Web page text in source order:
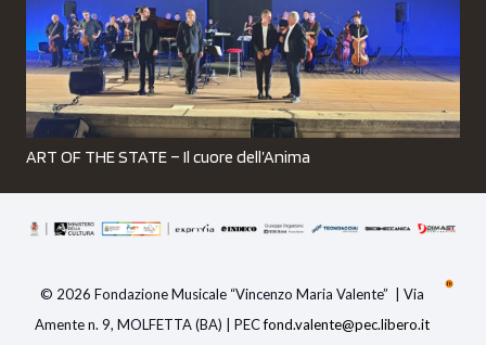
ART OF THE STATE – Il cuore dell’Anima
© 2026 Fondazione Musicale “Vincenzo Maria Valente” | Via
Amente n. 9, MOLFETTA (BA) | PECfond.valente@pec.libero.it